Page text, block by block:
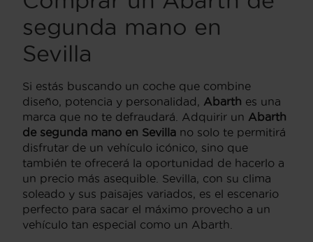
segunda mano en
Sevilla
Si estás buscando un coche que combine
diseño, potencia y personalidad, Abarth es una
marca que no te defraudará. Adquirir un Abarth
de segunda mano en Sevilla no solo te permitirá
disfrutar de un vehículo icónico, sino que
también te ofrecerá la oportunidad de hacerlo a
un precio más asequible. Sevilla, con su clima
soleado y sus paisajes variados, es el escenario
perfecto para sacar el máximo provecho a un
vehículo tan especial como un Abarth.